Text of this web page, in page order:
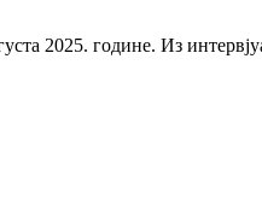
2025. године. Из